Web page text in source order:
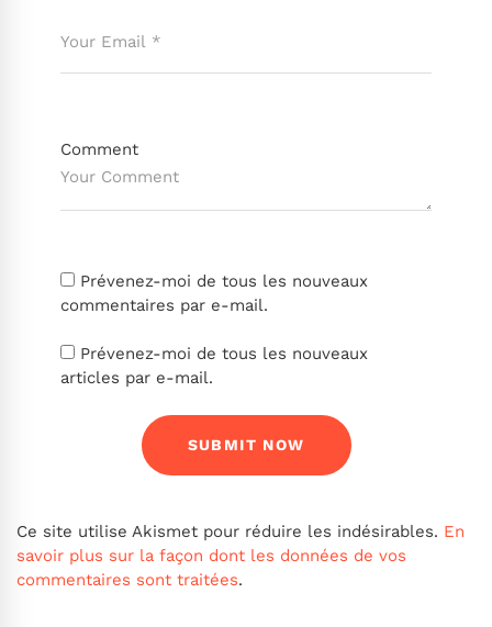
Comment
Prévenez-moi de tous les nouveaux
commentaires par e-mail.
Prévenez-moi de tous les nouveaux
articles par e-mail.
Ce site utilise Akismet pour réduire les indésirables. En
savoir plus sur la façon dont les données de vos
commentaires sont traitées.